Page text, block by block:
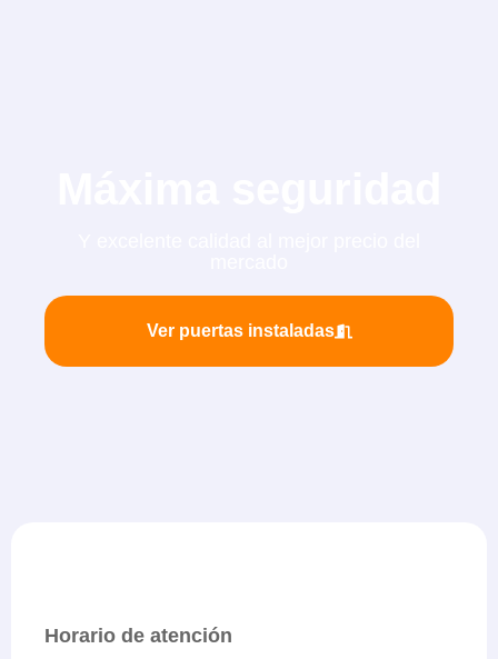
Ver puertas instaladas
Horario de atención